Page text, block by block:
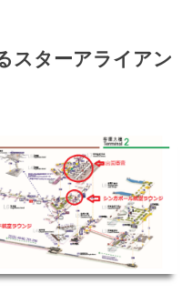
スターアライアン